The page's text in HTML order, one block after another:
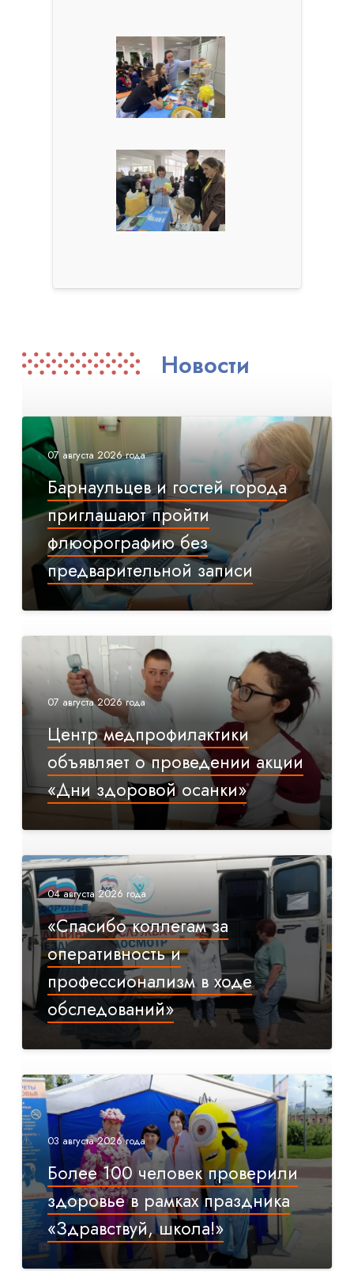
Новости
07 августа 2026 года
Барнаульцев и гостей города
приглашают пройти
флюорографию без
предварительной записи
07 августа 2026 года
Центр медпрофилактики
объявляет о проведении акции
«Дни здоровой осанки»
04 августа 2026 года
«Спасибо коллегам за
оперативность и
профессионализм в ходе
обследований»
03 августа 2026 года
Более 100 человек проверили
здоровье в рамках праздника
«Здравствуй, школа!»